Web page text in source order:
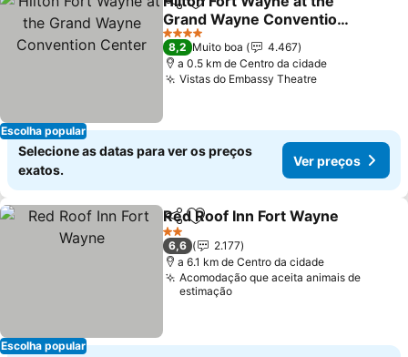
Escolha popular
PartilharAdicionar aos favoritos
Grand Wayne Convention
Center
Ver preços
4 Estrelas
8,2 Muito boa
4.467
a 0.5 km de Centro da cidade
Vistas do Embassy TheatreVer preços
Selecione as datas para ver os preços
exatos.
Ver preços
Escolha popular
PartilharAdicionar aos favoritos
Red Roof Inn Fort Wayne
2 Estrelas
6,6
2.177
a 6.1 km de Centro da cidade
Acomodação que aceita animais de
estimação